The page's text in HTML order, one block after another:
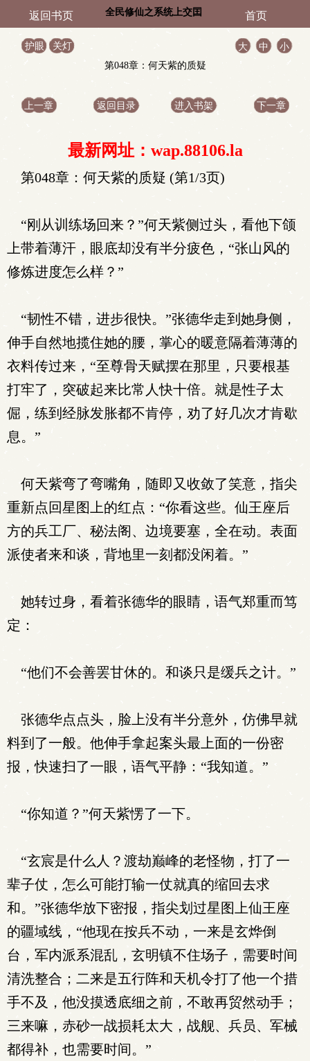
返回书页 全民修仙之系统上交囯 首页
护眼 关灯 大 中
小
第048章：何天紫的质疑
上一章 返回目录 进入书架 下一章
最新网址：wap.88106.la
第048章：何天紫的质疑 (第1/3页)
“刚从训练场回来？”何天紫侧过头，看他下颌
上带着薄汗，眼底却没有半分疲色，“张山风的
修炼进度怎么样？”
“韧性不错，进步很快。”张德华走到她身侧，
伸手自然地揽住她的腰，掌心的暖意隔着薄薄的
衣料传过来，“至尊骨天赋摆在那里，只要根基
打牢了，突破起来比常人快十倍。就是性子太
倔，练到经脉发胀都不肯停，劝了好几次才肯歇
息。”
何天紫弯了弯嘴角，随即又收敛了笑意，指尖
重新点回星图上的红点：“你看这些。仙王座后
方的兵工厂、秘法阁、边境要塞，全在动。表面
派使者来和谈，背地里一刻都没闲着。”
她转过身，看着张德华的眼睛，语气郑重而笃
定：
“他们不会善罢甘休的。和谈只是缓兵之计。”
张德华点点头，脸上没有半分意外，仿佛早就
料到了一般。他伸手拿起案头最上面的一份密
报，快速扫了一眼，语气平静：“我知道。”
“你知道？”何天紫愣了一下。
“玄宸是什么人？渡劫巅峰的老怪物，打了一
辈子仗，怎么可能打输一仗就真的缩回去求
和。”张德华放下密报，指尖划过星图上仙王座
的疆域线，“他现在按兵不动，一来是玄烨倒
台，军内派系混乱，玄明镇不住场子，需要时间
清洗整合；二来是五行阵和天机令打了他一个措
手不及，他没摸透底细之前，不敢再贸然动手；
三来嘛，赤砂一战损耗太大，战舰、兵员、军械
都得补，也需要时间。”